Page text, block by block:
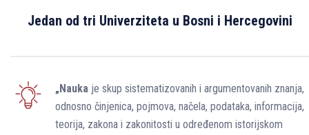
Jedan od tri Univerziteta u Bosni i Hercegovini
„Nauka je skup sistematizovanih i argumentovanih znanja,
odnosno činjenica, pojmova, načela, podataka, informacija,
teorija, zakona i zakonitosti u određenom istorijskom